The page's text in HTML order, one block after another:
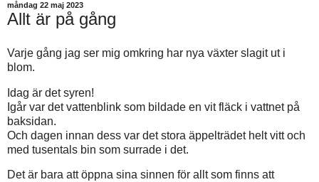
måndag 22 maj 2023
Allt är på gång
Varje gång jag ser mig omkring har nya växter slagit ut i
blom.
Idag är det syren!
Igår var det vattenblink som bildade en vit fläck i vattnet på
baksidan.
Och dagen innan dess var det stora äppelträdet helt vitt och
med tusentals bin som surrade i det.
Det är bara att öppna sina sinnen för allt som finns att